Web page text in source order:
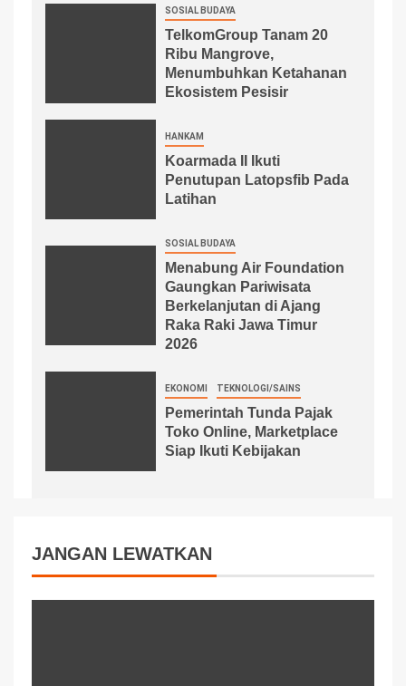
SOSIAL BUDAYA
TelkomGroup Tanam 20
Ribu Mangrove,
Menumbuhkan Ketahanan
Ekosistem Pesisir
HANKAM
Koarmada II Ikuti
Penutupan Latopsfib Pada
Latihan
SOSIAL BUDAYA
Menabung Air Foundation
Gaungkan Pariwisata
Berkelanjutan di Ajang
Raka Raki Jawa Timur
2026
EKONOMI TEKNOLOGI/SAINS
Pemerintah Tunda Pajak
Toko Online, Marketplace
Siap Ikuti Kebijakan
JANGAN LEWATKAN